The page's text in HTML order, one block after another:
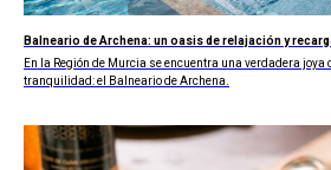
Balneario de Archena: un oasis de relajación y
En la Región de Murcia se encuentra una verdadera joya
tranquilidad: el Balneario de Archena.